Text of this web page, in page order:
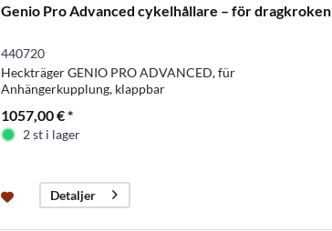
Genio Pro Advanced cykelhållare – för dragkroken
440720
Heckträger GENIO PRO ADVANCED, für
Anhängerkupplung, klappbar
1057,00 € *
2 st i lager
Detaljer